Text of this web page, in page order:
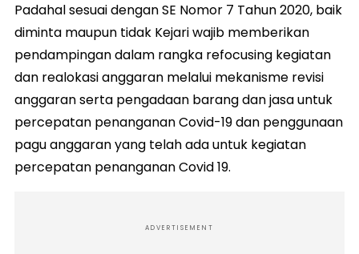
Padahal sesuai dengan SE Nomor 7 Tahun 2020, baik
diminta maupun tidak Kejari wajib memberikan
pendampingan dalam rangka refocusing kegiatan
dan realokasi anggaran melalui mekanisme revisi
anggaran serta pengadaan barang dan jasa untuk
percepatan penanganan Covid-19 dan penggunaan
pagu anggaran yang telah ada untuk kegiatan
percepatan penanganan Covid 19.
ADVERTISEMENT